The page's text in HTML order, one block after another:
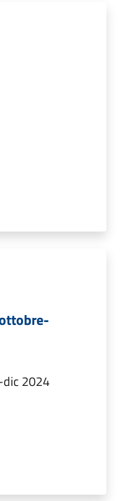
dic 2024